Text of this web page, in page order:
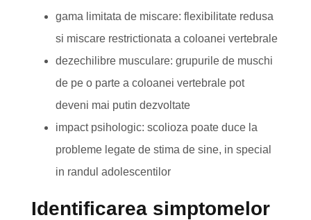
gama limitata de miscare: flexibilitate redusa
si miscare restrictionata a coloanei vertebrale
dezechilibre musculare: grupurile de muschi
de pe o parte a coloanei vertebrale pot
deveni mai putin dezvoltate
impact psihologic: scolioza poate duce la
probleme legate de stima de sine, in special
in randul adolescentilor
Identificarea simptomelor